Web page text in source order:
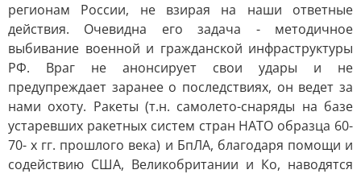
регионам России, не взирая на наши ответные
действия. Очевидна его задача - методичное
выбивание военной и гражданской инфраструктуры
РФ. Враг не анонсирует свои удары и не
предупреждает заранее о последствиях, он ведет за
нами охоту. Ракеты (т.н. самолето-снаряды на базе
устаревших ракетных систем стран НАТО образца 60-
70- х гг. прошлого века) и БпЛА, благодаря помощи и
содействию США, Великобритании и Ко, наводятся